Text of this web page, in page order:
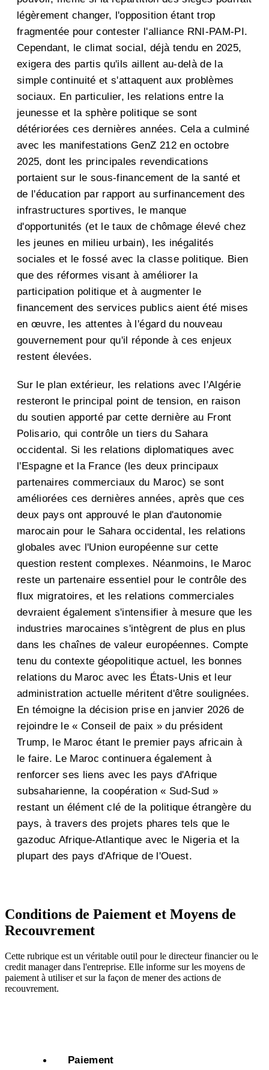
légèrement changer, l'opposition étant trop
fragmentée pour contester l'alliance RNI-PAM-PI.
Cependant, le climat social, déjà tendu en 2025,
exigera des partis qu'ils aillent au-delà de la
simple continuité et s'attaquent aux problèmes
sociaux. En particulier, les relations entre la
jeunesse et la sphère politique se sont
détériorées ces dernières années. Cela a culminé
avec les manifestations GenZ 212 en octobre
2025, dont les principales revendications
portaient sur le sous-financement de la santé et
de l'éducation par rapport au surfinancement des
infrastructures sportives, le manque
d'opportunités (et le taux de chômage élevé chez
les jeunes en milieu urbain), les inégalités
sociales et le fossé avec la classe politique. Bien
que des réformes visant à améliorer la
participation politique et à augmenter le
financement des services publics aient été mises
en œuvre, les attentes à l'égard du nouveau
gouvernement pour qu'il réponde à ces enjeux
restent élevées.
Sur le plan extérieur, les relations avec l'Algérie
resteront le principal point de tension, en raison
du soutien apporté par cette dernière au Front
Polisario, qui contrôle un tiers du Sahara
occidental. Si les relations diplomatiques avec
l'Espagne et la France (les deux principaux
partenaires commerciaux du Maroc) se sont
améliorées ces dernières années, après que ces
deux pays ont approuvé le plan d'autonomie
marocain pour le Sahara occidental, les relations
globales avec l'Union européenne sur cette
question restent complexes. Néanmoins, le Maroc
reste un partenaire essentiel pour le contrôle des
flux migratoires, et les relations commerciales
devraient également s'intensifier à mesure que les
industries marocaines s'intègrent de plus en plus
dans les chaînes de valeur européennes. Compte
tenu du contexte géopolitique actuel, les bonnes
relations du Maroc avec les États-Unis et leur
administration actuelle méritent d'être soulignées.
En témoigne la décision prise en janvier 2026 de
rejoindre le « Conseil de paix » du président
Trump, le Maroc étant le premier pays africain à
le faire. Le Maroc continuera également à
renforcer ses liens avec les pays d'Afrique
subsaharienne, la coopération « Sud-Sud »
restant un élément clé de la politique étrangère du
pays, à travers des projets phares tels que le
gazoduc Afrique-Atlantique avec le Nigeria et la
plupart des pays d'Afrique de l'Ouest.
Conditions de Paiement et Moyens de
Recouvrement
Cette rubrique est un véritable outil pour le directeur financier ou le
credit manager dans l'entreprise. Elle informe sur les moyens de
paiement à utiliser et sur la façon de mener des actions de
recouvrement.
Paiement